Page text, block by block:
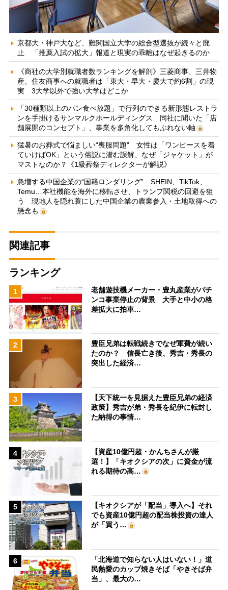
京都大・神戸大など、難関国立大学の総合型選抜が続々と廃
止 「推薦入試の拡大」報道と現実の乖離はなぜ起きるのか
《商社の大学別就職者数ランキングを解剖》三菱商事、三井物
産、住友商事への就職者は「東大・早大・慶大で約6割」の現
実 3大学以外で強い大学はどこか
「30種類以上のパン食べ放題」で行列のできる新形態レストラ
ンを手掛けるサンマルクホールディングス 同社に聞いた「店
舗展開のコンセプト」、事業を多角化してもぶれない軸
猛暑のお葬式で悩ましい“喪服問題” 女性は「ワンピースを着
ていけばOK」という俗説に潜む誤解、なぜ「ジャケット」が
マストなのか？《1級葬祭ディレクターが解説》
急増する中国企業の“国籍ロンダリング” SHEIN、TikTok、
Temu…本社機能を海外に移転させ、トランプ関税の回避を狙
う 現地人を隠れ蓑にした中国企業の農業参入・土地取得への
懸念も
関連記事
ランキング
1
老舗遊技機メーカー・豊丸産業がパチ
ンコ事業停止の背景 大手と中小の格
差拡大に拍車…
2
豊臣兄弟は転戦続きでなぜ軍費が続い
たのか？ 信長亡き後、秀吉・秀長の
突出した経済…
3
【天下統一を見据えた豊臣兄弟の経済
政策】秀吉が弟・秀長を紀伊に転封し
た納得の事情…
4
【資産10億円超・かんちさんが厳
選！】「キオクシアの次」に資金が流
れる期待の高…
5
【キオクシアが「配当」導入へ】それ
でも資産10億円超の配当株投資の達人
が「買う…
6
「北海道で知らない人はいない！」道
民熱愛のカップ焼きそば「やきそば弁
当」、最大の…